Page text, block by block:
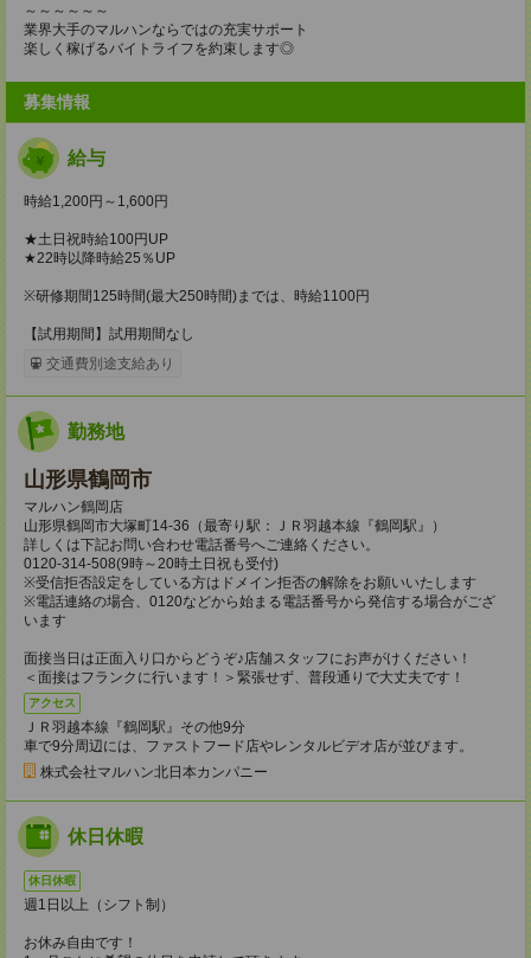
～～～～～～
業界大手のマルハンならではの充実サポート
楽しく稼げるバイトライフを約束します◎
募集情報
給与
時給1,200円～1,600円
★土日祝時給100円UP
★22時以降時給25％UP
※研修期間125時間(最大250時間)までは、時給1100円
【試用期間】試用期間なし
交通費別途支給あり
勤務地
山形県鶴岡市
マルハン鶴岡店
山形県鶴岡市大塚町14-36（最寄り駅：ＪＲ羽越本線『鶴岡駅』）
詳しくは下記お問い合わせ電話番号へご連絡ください。
0120-314-508(9時～20時土日祝も受付)
※受信拒否設定をしている方はドメイン拒否の解除をお願いいたします
※電話連絡の場合、0120などから始まる電話番号から発信する場合がござ
います
面接当日は正面入り口からどうぞ♪店舗スタッフにお声がけください！
＜面接はフランクに行います！＞緊張せず、普段通りで大丈夫です！
アクセス
ＪＲ羽越本線『鶴岡駅』その他9分
車で9分周辺には、ファストフード店やレンタルビデオ店が並びます。
株式会社マルハン北日本カンパニー
休日休暇
休日休暇
週1日以上（シフト制）
お休み自由です！